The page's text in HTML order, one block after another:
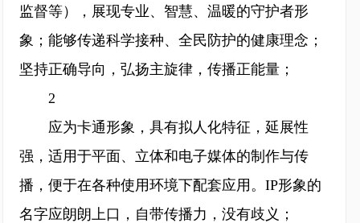
监督等），展现专业、智慧、温暖的守护者形
象；能够传递科学接种、全民防护的健康理念；
坚持正确导向，弘扬主旋律，传播正能量；
2
应为卡通形象，具有拟人化特征，延展性
强，适用于平面、立体和电子媒体的制作与传
播，便于在各种使用环境下配套应用。IP形象的
名字应朗朗上口，自带传播力，没有歧义；